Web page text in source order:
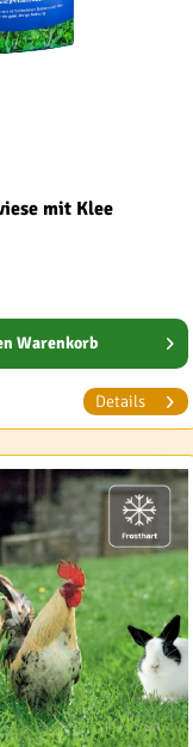
mit Klee
Warenkorb
Details